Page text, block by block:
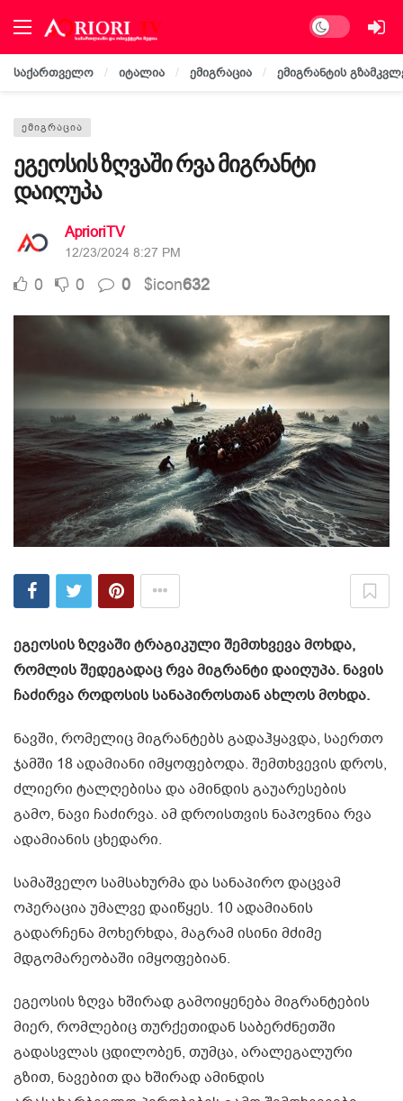
Dark mode
საქართველო იტალია ემიგრაცია ემიგრანტის
ᲔᲛᲘᲒᲠᲐᲪᲘᲐ
ეგეოსის ზღვაში რვა მიგრანტი
დაიღუპა
AprioriTV
12/23/2024 8:27 PM
0 0 0 $icon632
ეგეოსის ზღვაში ტრაგიკული შემთხვევა მოხდა,
რომლის შედეგადაც რვა მიგრანტი დაიღუპა. ნავის
ჩაძირვა როდოსის სანაპიროსთან ახლოს მოხდა.
ნავში, რომელიც მიგრანტებს გადაჰყავდა, საერთო
ჯამში 18 ადამიანი იმყოფებოდა. შემთხვევის დროს,
ძლიერი ტალღებისა და ამინდის გაუარესების
გამო, ნავი ჩაძირვა. ამ დროისთვის ნაპოვნია რვა
ადამიანის ცხედარი.
სამაშველო სამსახურმა და სანაპირო დაცვამ
ოპერაცია უმალვე დაიწყეს. 10 ადამიანის
გადარჩენა მოხერხდა, მაგრამ ისინი მძიმე
მდგომარეობაში იმყოფებიან.
ეგეოსის ზღვა ხშირად გამოიყენება მიგრანტების
მიერ, რომლებიც თურქეთიდან საბერძნეთში
გადასვლას ცდილობენ, თუმცა, არალეგალური
გზით, ნავებით და ხშირად ამინდის